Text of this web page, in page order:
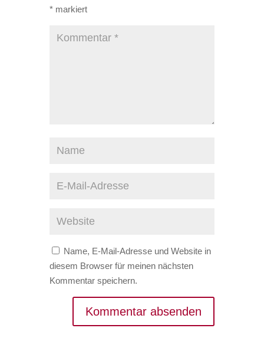
* markiert
Name, E-Mail-Adresse und Website in
diesem Browser für meinen nächsten
Kommentar speichern.